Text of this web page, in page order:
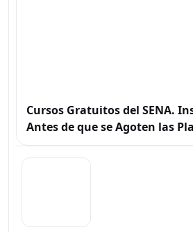
Cursos Gratuitos del SENA.
Antes de que se Agoten las